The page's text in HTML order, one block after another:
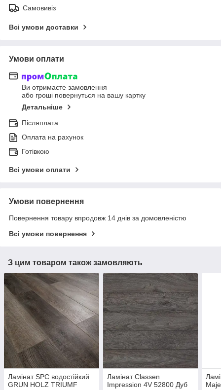
Самовивіз
Всі умови доставки
Умови оплати
Ви отримаєте замовлення
або гроші повернуться на вашу картку
Детальніше
Післяплата
Оплата на рахунок
Готівкою
Всі умови оплати
Умови повернення
Повернення товару впродовж 14 днів за домовленістю
Всі умови повернення
З цим товаром також замовляють
Ламінат SPC водостійкий
GRUN HOLZ TRIUMF
Ламінат Classen
Impression 4V 52800 Дуб